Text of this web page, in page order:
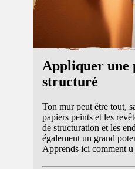
Appliquer une
structuré
Ton mur peut être tout,
papiers peints et les
de structuration et les
également un grand
Apprends ici comment u